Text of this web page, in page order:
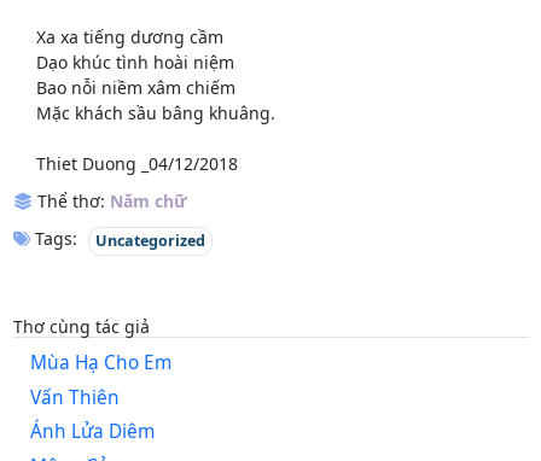
Xa xa tiếng dương cầm
Dạo khúc tình hoài niệm
Bao nỗi niềm xâm chiếm
Mặc khách sầu bâng khuâng.
Thiet Duong _04/12/2018
Thể thơ: Năm chữ
Tags:
Uncategorized
Thơ cùng tác giả
Mùa Hạ Cho Em
Vấn Thiên
Ánh Lửa Diêm